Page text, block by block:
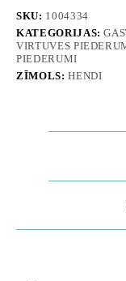
693209
daudzums
SKU: 1004334
KATEGORIJAS:
VIRTUVES
PIEDERUMI
ZĪMOLS:HENDI